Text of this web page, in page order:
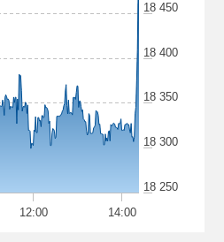
12:00 14:00
18 250
18 300
18 350
18 400
18 450